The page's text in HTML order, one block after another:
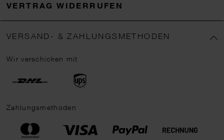
VERTRAG WIDERRUFEN
VERSAND- & ZAHLUNGSMETHODEN
Wir verschicken mit
Zahlungsmethoden